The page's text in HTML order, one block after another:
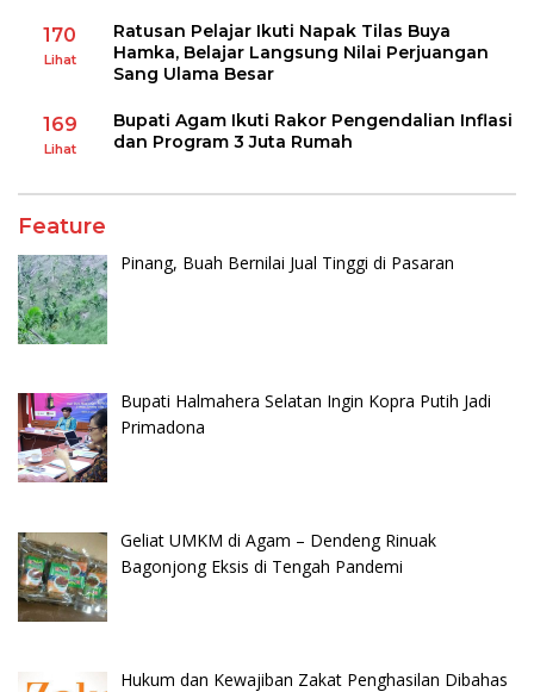
170
Lihat
Ratusan Pelajar Ikuti Napak Tilas Buya
Hamka, Belajar Langsung Nilai Perjuangan
Sang Ulama Besar
169
Lihat
Bupati Agam Ikuti Rakor Pengendalian Inflasi
dan Program 3 Juta Rumah
Feature
Pinang, Buah Bernilai Jual Tinggi di Pasaran
Bupati Halmahera Selatan Ingin Kopra Putih Jadi
Primadona
Geliat UMKM di Agam – Dendeng Rinuak
Bagonjong Eksis di Tengah Pandemi
Hukum dan Kewajiban Zakat Penghasilan Dibahas